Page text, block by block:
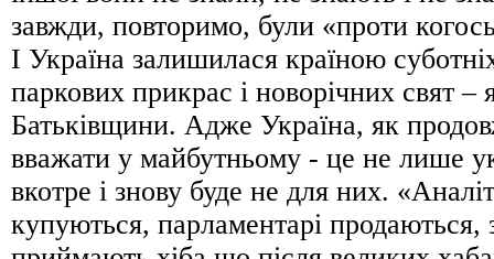
завжди, повторимо, були «проти
І Україна залишилася країною
паркових прикрас і новорічних свят –
Батьківщини. Адже Україна, як
вважати у майбутньому - це не лише
вкотре і знову буде не для них.
купуються, парламентарі продаються,